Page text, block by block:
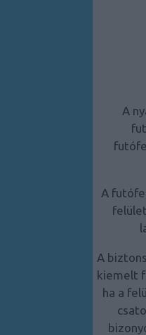
A
A
A
kiemelt
ha a